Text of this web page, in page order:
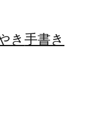
き手書き